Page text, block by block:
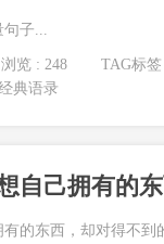
子...
浏览 : 248 TAG标
典语录
自己拥有的
的东西，却对得不